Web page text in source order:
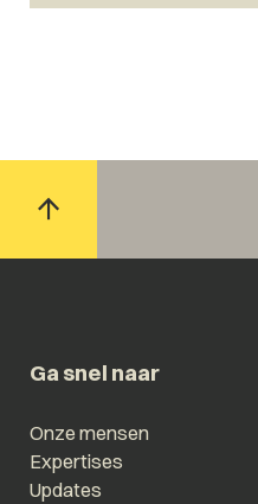
Ga snel naar
Onze mensen
Expertises
Updates